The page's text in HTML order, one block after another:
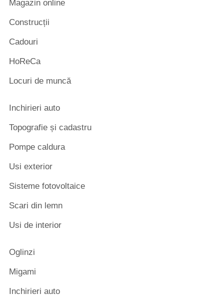
Magazin online
Construcții
Cadouri
HoReCa
Locuri de muncă
Inchirieri auto
Topografie și cadastru
Pompe caldura
Usi exterior
Sisteme fotovoltaice
Scari din lemn
Usi de interior
Oglinzi
Migami
Inchirieri auto